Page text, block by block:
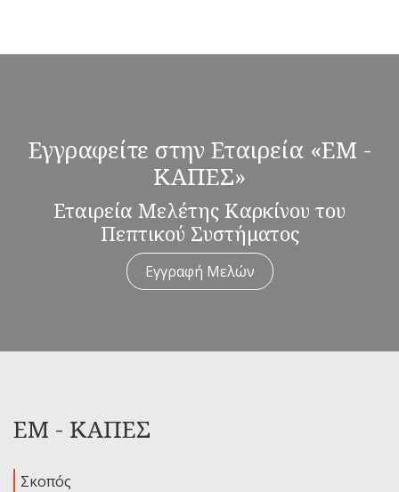
Εγγραφείτε στην Εταιρεία «ΕΜ -
ΚΑΠΕΣ»
Εταιρεία Μελέτης Καρκίνου του
Πεπτικού Συστήματος
Εγγραφή Μελών
ΕΜ - ΚΑΠΕΣ
Σκοπός